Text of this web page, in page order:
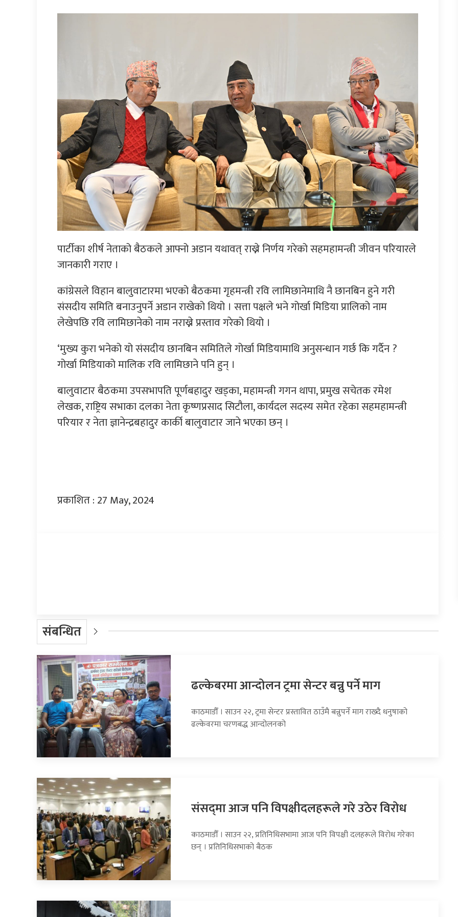
पार्टीका शीर्ष नेताको बैठकले आफ्नो अडान यथावत् राख्ने निर्णय गरेको सहमहामन्त्री जीवन परियारले
जानकारी गराए ।
कांग्रेसले विहान बालुवाटारमा भएको बैठकमा गृहमन्त्री रवि लामिछानेमाथि नै छानबिन हुने गरी
संसदीय समिति बनाउनुपर्ने अडान राखेको थियो । सत्ता पक्षले भने गोर्खा मिडिया प्रालिको नाम
लेखेपछि रवि लामिछानेको नाम नराख्ने प्रस्ताव गरेको थियो ।
‘मुख्य कुरा भनेको यो संसदीय छानबिन समितिले गोर्खा मिडियामाथि अनुसन्धान गर्छ कि गर्दैन ?
गोर्खा मिडियाको मालिक रवि लामिछाने पनि हुन् ।
बालुवाटार बैठकमा उपसभापति पूर्णबहादुर खड्का, महामन्त्री गगन थापा, प्रमुख सचेतक रमेश
लेखक, राष्ट्रिय सभाका दलका नेता कृष्णप्रसाद सिटौला, कार्यदल सदस्य समेत रहेका सहमहामन्त्री
परियार र नेता ज्ञानेन्द्रबहादुर कार्की बालुवाटार जाने भएका छन् ।
प्रकाशित : 27 May, 2024
संबन्धित
ढल्केबरमा आन्दोलन ट्रमा सेन्टर बन्नु पर्ने माग
काठमाडौँ । साउन २२, ट्रमा सेन्टर प्रस्तावित ठाउँमै बन्नुपर्ने माग राख्दै धनुषाको
ढल्केवरमा चरणबद्ध आन्दोलनको
संसद्‍मा आज पनि विपक्षीदलहरूले गरे उठेर विरोध
काठमाडौँ । साउन २२, प्रतिनिधिसभामा आज पनि विपक्षी दलहरूले विरोध गरेका
छन् । प्रतिनिधिसभाको बैठक